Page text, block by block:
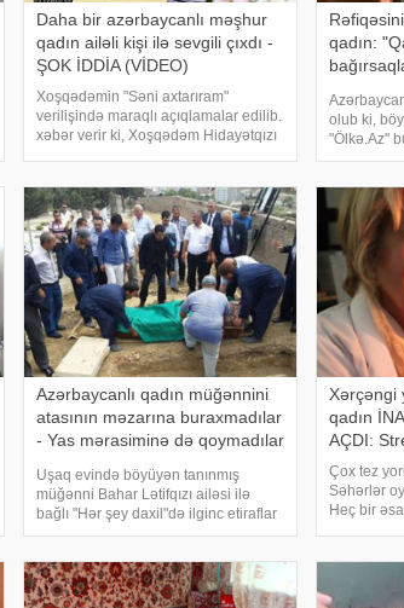
Daha bir azərbaycanlı məşhur
qadın ailəli kişi ilə sevgili çıxdı -
ŞOK İDDİA (VİDEO)
Xoşqədəmin "Səni axtarıram"
verilişində maraqlı açıqlamalar edilib.
xəbər verir ki, Xoşqədəm Hidayətqızı
barədə həmin kişinin həyat yoldaşı
aparıcıy
qadın:
olub ki,
"Ölkə.Az"
cinayətlərlə
doğrayan
fevralı
Azərbaycanlı qadın müğənnini
atasının məzarına buraxmadılar
- Yas mərasiminə də qoymadılar
Uşaq evində böyüyən tanınmış
müğənni Bahar Lətifqızı ailəsi ilə
bağlı "Hər şey daxil"də ilginc etiraflar
edib. -a istinadən xəbər verir ki,
nəslindən olduğunu öyrəndiyini
bildirib. Baha
Xərçəngi
qadın
AÇDI:
Çox tez
Səhərlər
Heç bir
tarıma